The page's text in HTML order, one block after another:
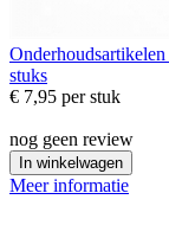
Onderhoudsartikelen
stuks
€ 7,95 per stuk
nog geen review
In winkelwagen
Meer informatie